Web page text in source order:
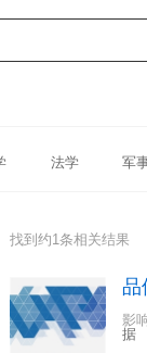
法学 军
找到约1条相关结果
品
影
据